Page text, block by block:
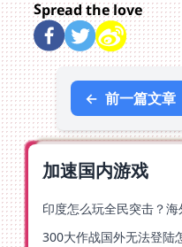
Spread the love
← 前一篇文章
加速国内游戏